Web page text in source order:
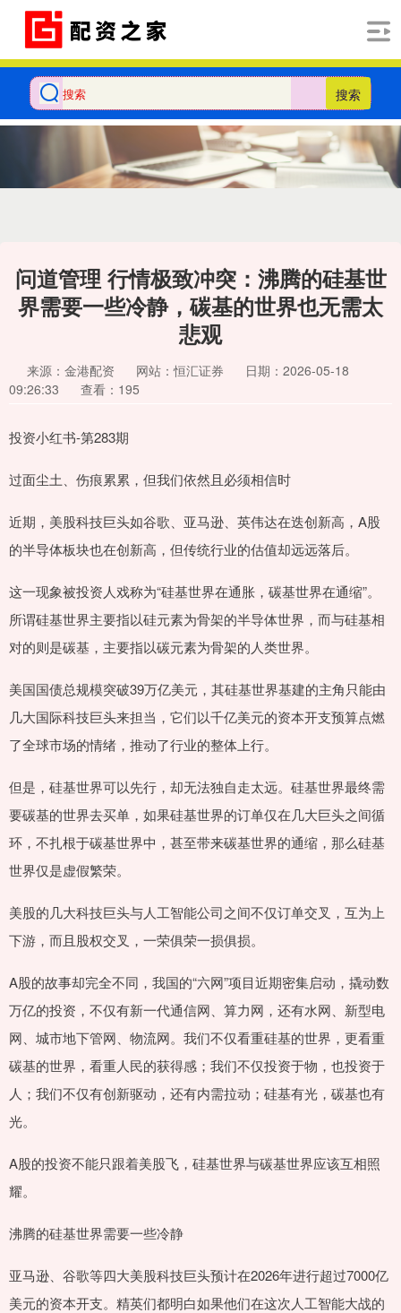
搜索
问道管理 行情极致冲突：沸腾的硅基世
界需要一些冷静，碳基的世界也无需太
悲观
来源：金港配资 网站：恒汇证券
日期：2026-05-18
09:26:33
查看：195
投资小红书-第283期
过面尘土、伤痕累累，但我们依然且必须相信时
近期，美股科技巨头如谷歌、亚马逊、英伟达在迭创新高，A股
的半导体板块也在创新高，但传统行业的估值却远远落后。
这一现象被投资人戏称为“硅基世界在通胀，碳基世界在通缩”。
所谓硅基世界主要指以硅元素为骨架的半导体世界，而与硅基相
对的则是碳基，主要指以碳元素为骨架的人类世界。
美国国债总规模突破39万亿美元，其硅基世界基建的主角只能由
几大国际科技巨头来担当，它们以千亿美元的资本开支预算点燃
了全球市场的情绪，推动了行业的整体上行。
但是，硅基世界可以先行，却无法独自走太远。硅基世界最终需
要碳基的世界去买单，如果硅基世界的订单仅在几大巨头之间循
环，不扎根于碳基世界中，甚至带来碳基世界的通缩，那么硅基
世界仅是虚假繁荣。
美股的几大科技巨头与人工智能公司之间不仅订单交叉，互为上
下游，而且股权交叉，一荣俱荣一损俱损。
A股的故事却完全不同，我国的“六网”项目近期密集启动，撬动数
万亿的投资，不仅有新一代通信网、算力网，还有水网、新型电
网、城市地下管网、物流网。我们不仅看重硅基的世界，更看重
碳基的世界，看重人民的获得感；我们不仅投资于物，也投资于
人；我们不仅有创新驱动，还有内需拉动；硅基有光，碳基也有
光。
A股的投资不能只跟着美股飞，硅基世界与碳基世界应该互相照
耀。
沸腾的硅基世界需要一些冷静
亚马逊、谷歌等四大美股科技巨头预计在2026年进行超过7000亿
美元的资本开支。精英们都明白如果他们在这次人工智能大战的